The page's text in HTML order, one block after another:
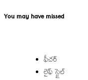
You may have missed
ఫీచర్
లైఫ్ స్టైల్